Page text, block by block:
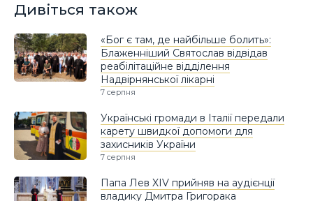
Дивіться також
«Бог є там, де найбільше болить»:
Блаженніший Святослав відвідав
реабілітаційне відділення
Надвірнянської лікарні
7 серпня
Українські громади в Італії передали
карету швидкої допомоги для
захисників України
7 серпня
Папа Лев XIV прийняв на аудієнції
владику Дмитра Григорака